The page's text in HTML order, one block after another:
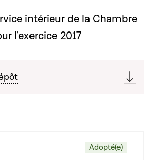
intérieur de la Chambre
l'exercice 2017
Adopté(e)